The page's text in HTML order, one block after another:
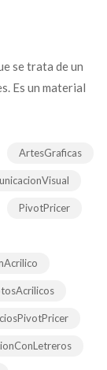
se trata de un
Es un material
ArtesGraficas
PivotPricer